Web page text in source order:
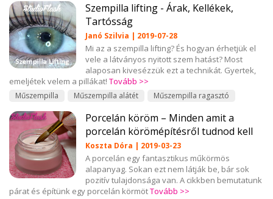
Szempilla lifting - Árak, Kellékek,
Tartósság
Janó Szilvia | 2019-07-28
Mi az a szempilla lifting? És hogyan érhetjük el
vele a látványos nyitott szem hatást? Most
alaposan kivesézzük ezt a technikát. Gyertek,
emeljétek velem a pillákat! Tovább >>
Műszempilla Műszempilla alátét Műszempilla ragasztó
Porcelán köröm – Minden amit a
porcelán körömépítésről tudnod kell
Koszta Dóra | 2019-03-23
A porcelán egy fantasztikus műkörmös
alapanyag. Sokan ezt nem látják be, bár sok
pozitív tulajdonsága van. A cikkben bemutatunk
párat és építünk egy porcelán körmötTovább >>